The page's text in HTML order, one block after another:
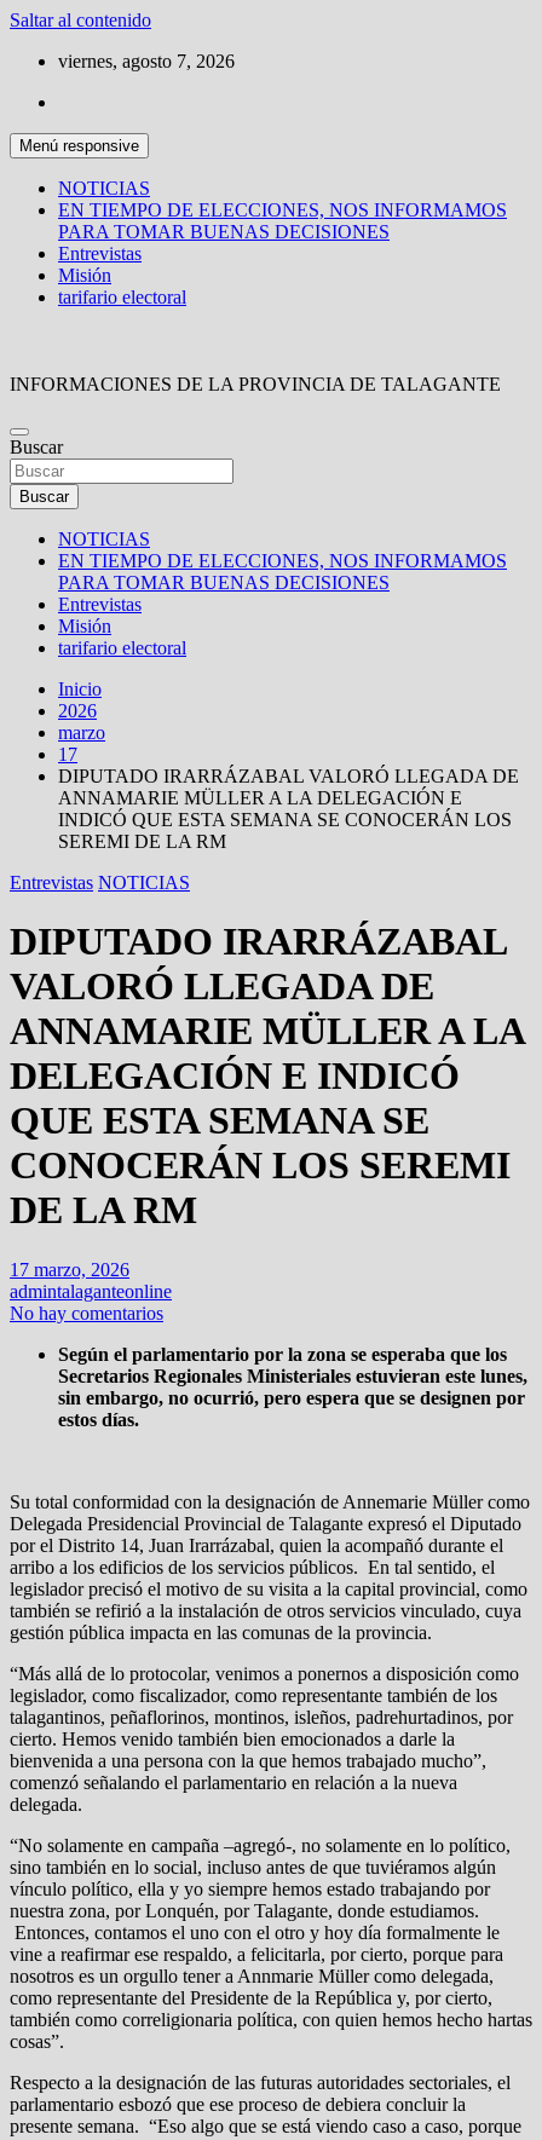
Saltar al contenido
viernes, agosto 7, 2026
Menú responsive
NOTICIAS
EN TIEMPO DE ELECCIONES, NOS INFORMAMOS
PARA TOMAR BUENAS DECISIONES
Entrevistas
Misión
tarifario electoral
INFORMACIONES DE LA PROVINCIA DE TALAGANTE
Buscar
Buscar
NOTICIAS
EN TIEMPO DE ELECCIONES, NOS INFORMAMOS
PARA TOMAR BUENAS DECISIONES
Entrevistas
Misión
tarifario electoral
Inicio
2026
marzo
17
DIPUTADO IRARRÁZABAL VALORÓ LLEGADA DE
ANNAMARIE MÜLLER A LA DELEGACIÓN E
INDICÓ QUE ESTA SEMANA SE CONOCERÁN LOS
SEREMI DE LA RM
Entrevistas NOTICIAS
DIPUTADO IRARRÁZABAL
VALORÓ LLEGADA DE
ANNAMARIE MÜLLER A LA
DELEGACIÓN E INDICÓ
QUE ESTA SEMANA SE
CONOCERÁN LOS SEREMI
DE LA RM
17 marzo, 2026
admintalaganteonline
No hay comentarios
Según el parlamentario por la zona se esperaba que los
Secretarios Regionales Ministeriales estuvieran este lunes,
sin embargo, no ocurrió, pero espera que se designen por
estos días.
Su total conformidad con la designación de Annemarie Müller como
Delegada Presidencial Provincial de Talagante expresó el Diputado
por el Distrito 14, Juan Irarrázabal, quien la acompañó durante el
arribo a los edificios de los servicios públicos. En tal sentido, el
legislador precisó el motivo de su visita a la capital provincial, como
también se refirió a la instalación de otros servicios vinculado, cuya
gestión pública impacta en las comunas de la provincia.
“Más allá de lo protocolar, venimos a ponernos a disposición como
legislador, como fiscalizador, como representante también de los
talagantinos, peñaflorinos, montinos, isleños, padrehurtadinos, por
cierto. Hemos venido también bien emocionados a darle la
bienvenida a una persona con la que hemos trabajado mucho”,
comenzó señalando el parlamentario en relación a la nueva
delegada.
“No solamente en campaña –agregó-, no solamente en lo político,
sino también en lo social, incluso antes de que tuviéramos algún
vínculo político, ella y yo siempre hemos estado trabajando por
nuestra zona, por Lonquén, por Talagante, donde estudiamos.
Entonces, contamos el uno con el otro y hoy día formalmente le
vine a reafirmar ese respaldo, a felicitarla, por cierto, porque para
nosotros es un orgullo tener a Annmarie Müller como delegada,
como representante del Presidente de la República y, por cierto,
también como correligionaria política, con quien hemos hecho hartas
cosas”.
Respecto a la designación de las futuras autoridades sectoriales, el
parlamentario esbozó que ese proceso de debiera concluir la
presente semana. “Eso algo que se está viendo caso a caso, porque